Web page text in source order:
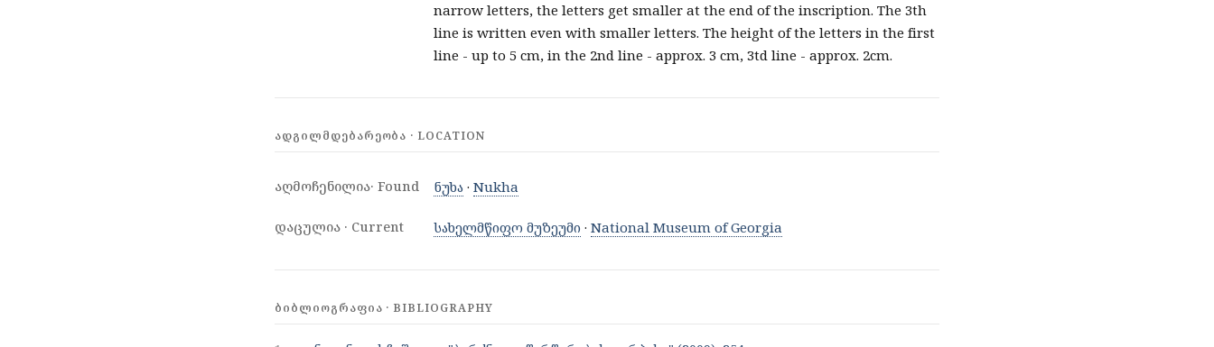
narrow letters, the letters get smaller at the end of the inscription. The 3th
line is written even with smaller letters. The height of the letters in the first
line - up to 5 cm, in the 2nd line - approx. 3 cm, 3td line - approx. 2cm.
ᲐᲓᲒᲘᲚᲛᲓᲔᲑᲐᲠᲔᲝᲑᲐ · LOCATION
აღმოჩენილია· Found ნუხა · Nukha
დაცულია · Current სახელმწიფო მუზეუმი · National Museum of Georgia
ᲑᲘᲑᲚᲘᲝᲒᲠᲐᲤᲘᲐ · BIBLIOGRAPHY